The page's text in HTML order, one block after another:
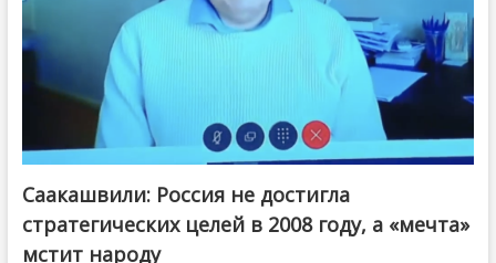
Саакашвили: Россия не достигла
стратегических целей в 2008 году, а «мечта»
мстит народу